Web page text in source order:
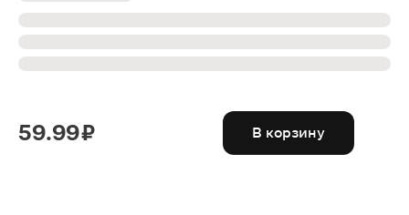
59.99 ₽ В корзину